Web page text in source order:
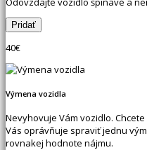
40€
Výmena vozidla
Nevyhovuje Vám vozidlo.
Vás oprávňuje spraviť jednu
rovnakej hodnote nájmu.